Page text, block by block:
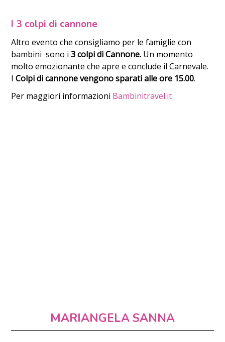
I 3 colpi di cannone
Altro evento che consigliamo per le famiglie con
bambini sono i3 colpi di Cannone. Un momento
molto emozionante che apre e conclude il Carnevale.
I Colpi di cannone vengono sparati alle ore 15.00.
Per maggiori informazioni Bambinitravel.it
MARIANGELA SANNA